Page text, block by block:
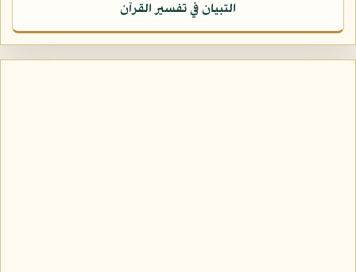
التبيان في تفسير القرآن